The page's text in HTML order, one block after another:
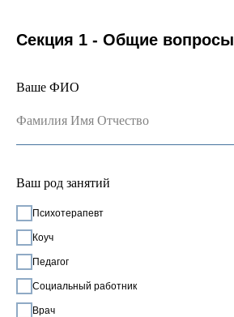
Секция 1 - Общие вопросы
Ваше ФИО
Фамилия Имя Отчество
Ваш род занятий
Психотерапевт
Коуч
Педагог
Социальный работник
Врач